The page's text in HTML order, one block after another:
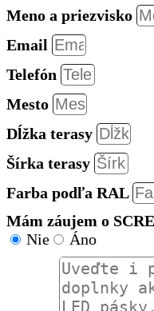
Meno a priezvisko
Email
Telefón
Mesto
Dĺžka terasy
Šírka terasy
Farba podľa RAL
Mám záujem o
Nie
Áno